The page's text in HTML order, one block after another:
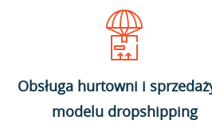
Obsługa hurtowni i
modelu dropshipping